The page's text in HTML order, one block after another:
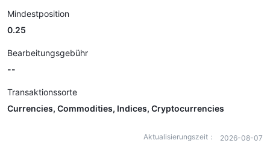
Mindestposition
0.25
Bearbeitungsgebühr
--
Transaktionssorte
Currencies, Commodities, Indices, Cryptocurrencies
Aktualisierungszeit： 2026-08-07